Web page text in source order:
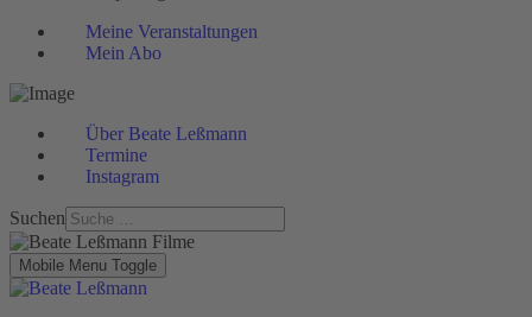
Meine Veranstaltungen
Mein Abo
Über Beate Leßmann
Termine
Instagram
Suchen
Mobile Menu Toggle